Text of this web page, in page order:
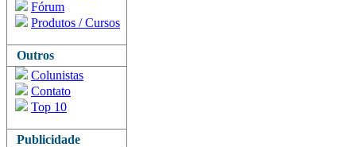
Fórum
Produtos / Cursos
Outros
Colunistas
Contato
Top 10
Publicidade